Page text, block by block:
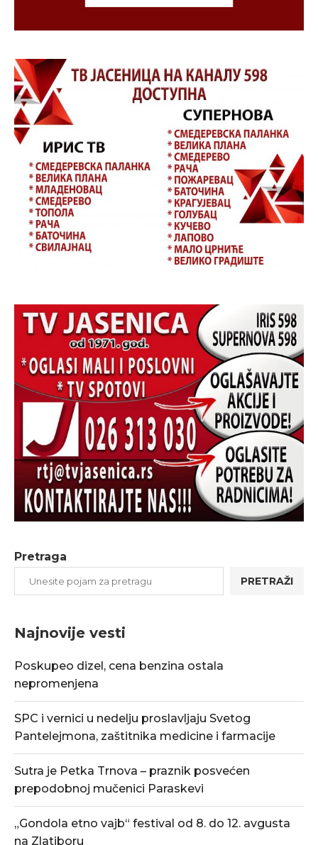
Pretraga
PRETRAŽI
Najnovije vesti
Poskupeo dizel, cena benzina ostala
nepromenjena
SPC i vernici u nedelju proslavljaju Svetog
Pantelejmona, zaštitnika medicine i farmacije
Sutra je Petka Trnova – praznik posvećen
prepodobnoj mučenici Paraskevi
„Gondola etno vajb“ festival od 8. do 12. avgusta
na Zlatiboru